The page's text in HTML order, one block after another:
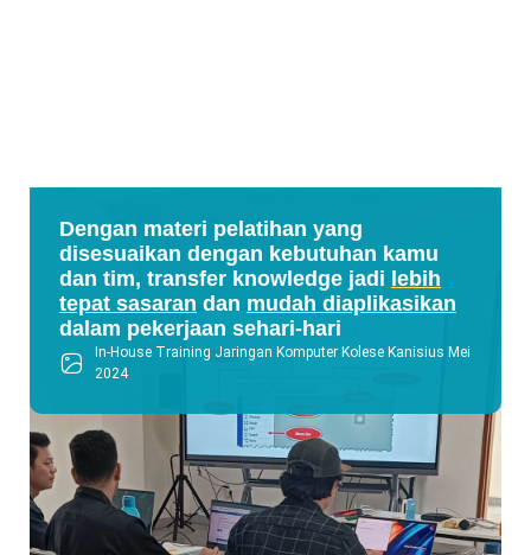
Dengan materi pelatihan yang
disesuaikan dengan kebutuhan kamu
dan tim, transfer knowledge jadi lebih
tepat sasaran dan mudah diaplikasikan
dalam pekerjaan sehari-hari
In-House Training Jaringan Komputer Kolese Kanisius Mei
2024